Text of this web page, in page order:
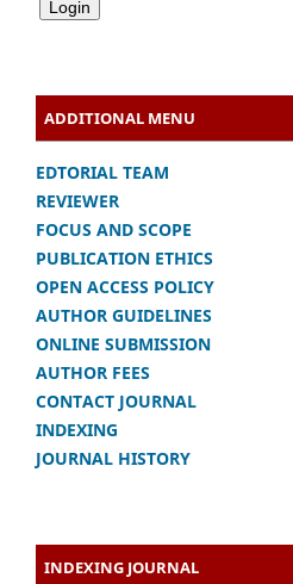
ADDITIONAL MENU
EDTORIAL TEAM
REVIEWER
FOCUS AND SCOPE
PUBLICATION ETHICS
OPEN ACCESS POLICY
AUTHOR GUIDELINES
ONLINE SUBMISSION
AUTHOR FEES
CONTACT JOURNAL
INDEXING
JOURNAL HISTORY
INDEXING JOURNAL